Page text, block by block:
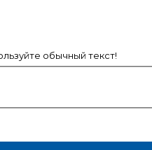
обычный текст!